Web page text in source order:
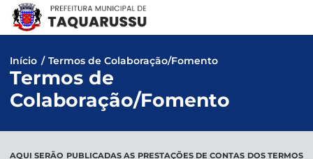
Pular
para
conteúdo
Início / Termos de Colaboração/Fomento
Termos de
Colaboração/Fomento
AQUI SERÃO PUBLICADAS AS PRESTAÇÕES DE CONTAS DOS TERMOS